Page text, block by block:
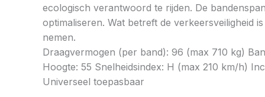
ecologisch verantwoord te rijden. De
optimaliseren. Wat betreft de verkeersveiligheid
nemen.
Draagvermogen (per band): 96 (max 710 kg)
Hoogte: 55 Snelheidsindex: H (max 210 km/h)
Universeel toepasbaar